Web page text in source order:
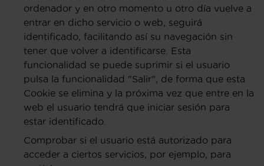
ordenador y en otro momento u otro día vuelve a
entrar en dicho servicio o web, seguirá
identificado, facilitando así su navegación sin
tener que volver a identificarse. Esta
funcionalidad se puede suprimir si el usuario
pulsa la funcionalidad "Salir", de forma que esta
Cookie se elimina y la próxima vez que entre en la
web el usuario tendrá que iniciar sesión para
estar identificado.
Comprobar si el usuario está autorizado para
acceder a ciertos servicios, por ejemplo, para